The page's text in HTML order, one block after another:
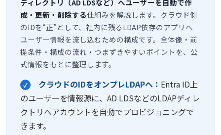
ディレクトリ（AD LDSなど）へユーザーを自動で作
成・更新・削除する仕組みを解説します。クラウド側
のIDを“正”として、社内に残るLDAP依存のアプリへ
ユーザー情報を流し込むための構成です。全体像・前
提条件・構成の流れ・つまずきやすいポイントを、公
式情報をもとに整理します。
✓ クラウドのIDをオンプレLDAPへ： Entra ID上
のユーザーを情報源に、AD LDSなどのLDAPディレ
クトリへアカウントを自動でプロビジョニングで
きます。